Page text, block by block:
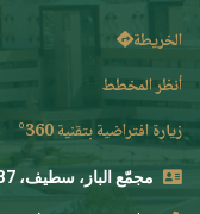
الخريطة
أنظر المخطط
زيارة افتراضية بتقنية 360°
مجمّع الباز، سطيف، 19137، الجزائر